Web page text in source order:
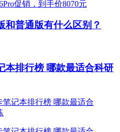
和普通版有什么区别？
本排行榜 哪款最适合科研